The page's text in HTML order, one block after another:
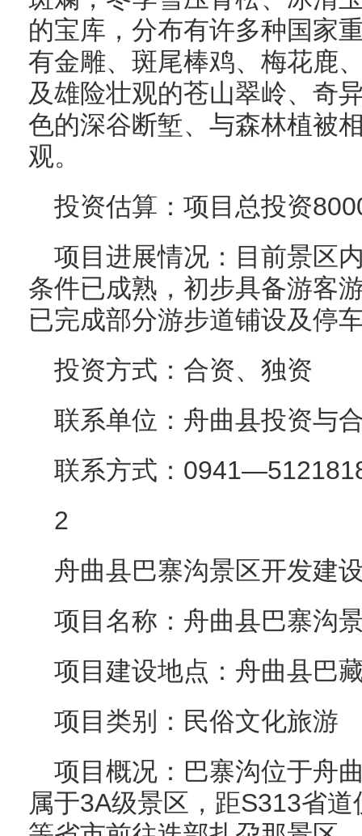
的宝库，分布有许多种国家
有金雕、斑尾棒鸡、梅花鹿
及雄险壮观的苍山翠岭、奇
色的深谷断堑、与森林植被
观。
投资估算：项目总投资
项目进展情况：目前景区
条件已成熟，初步具备游客
已完成部分游步道铺设及停
投资方式：合资、独资
联系单位：舟曲县投资与
联系方式：
2
舟曲县巴寨沟景区开发建
项目名称：舟曲县巴寨沟
项目建设地点：舟曲县巴
项目类别：民俗文化旅游
项目概况：巴寨沟位于舟
属于3A级景区，距S313省